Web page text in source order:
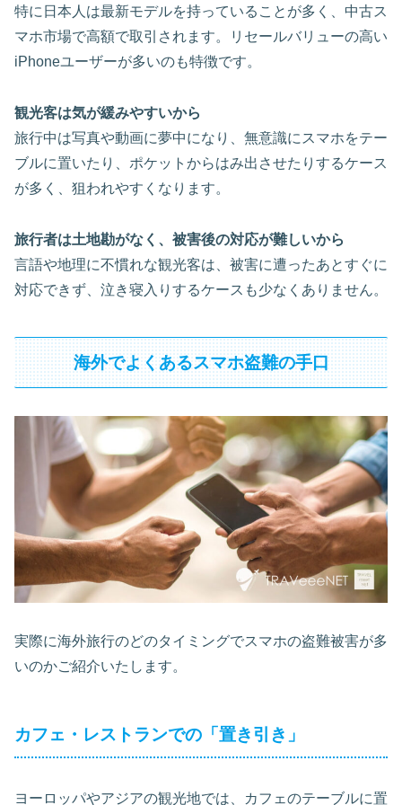
特に日本人は最新モデルを持っていることが多く、中古ス
マホ市場で高額で取引されます。リセールバリューの高い
iPhoneユーザーが多いのも特徴です。
観光客は気が緩みやすいから
旅行中は写真や動画に夢中になり、無意識にスマホをテー
ブルに置いたり、ポケットからはみ出させたりするケース
が多く、狙われやすくなります。
旅行者は土地勘がなく、被害後の対応が難しいから
言語や地理に不慣れな観光客は、被害に遭ったあとすぐに
対応できず、泣き寝入りするケースも少なくありません。
海外でよくあるスマホ盗難の手口
実際に海外旅行のどのタイミングでスマホの盗難被害が多
いのかご紹介いたします。
カフェ・レストランでの「置き引き」
ヨーロッパやアジアの観光地では、カフェのテーブルに置